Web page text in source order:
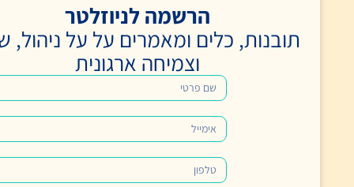
הרשמה לניוזלטר
כלים ומאמרים על על ניהול, שינוי
וצמיחה ארגונית